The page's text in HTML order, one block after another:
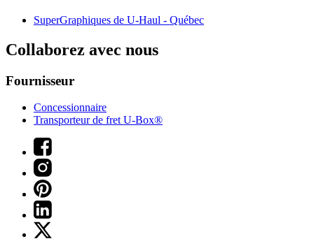
SuperGraphiques de U-Haul - Québec
Collaborez avec nous
Fournisseur
Concessionnaire
Transporteur de fret U-Box®